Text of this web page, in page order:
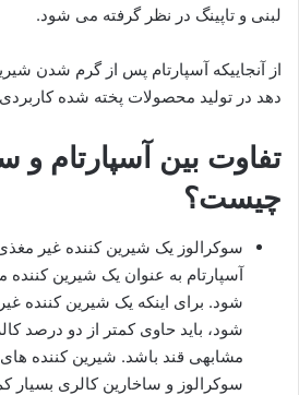
لبنی و تاپینگ در نظر گرفته می شود.
از آنجاییکه آسپارتام پس از گرم شدن
دهد در تولید محصولات پخته شده کاربردی
تفاوت بین آسپارتام و
چیست؟
سوکرالوز یک شیرین کننده غیر
آسپارتام به عنوان یک شیرین
شود. برای اینکه یک شیرین کننده
شود، باید حاوی کمتر از دو درصد
مشابهی قند باشد. شیرین کننده
سوکرالوز و ساخارین کالری بسیار